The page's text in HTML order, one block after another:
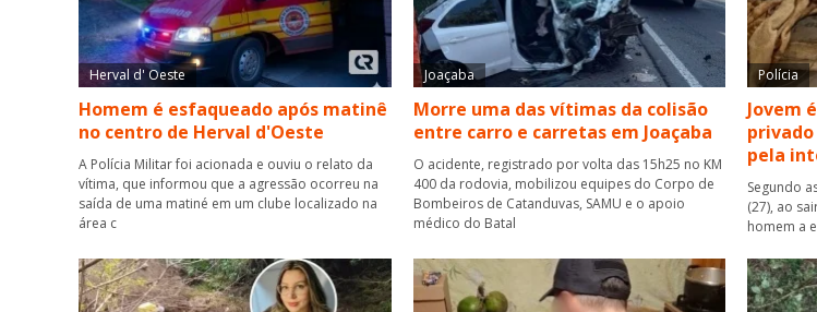
Herval d' Oeste
Homem é esfaqueado após matinê
no centro de Herval d'Oeste
A Polícia Militar foi acionada e ouviu o relato da
vítima, que informou que a agressão ocorreu na
saída de uma matiné em um clube localizado na
área c
Joaçaba
Morre uma das vítimas da colisão
entre carro e carretas em Joaçaba
O acidente, registrado por volta das 15h25 no KM
400 da rodovia, mobilizou equipes do Corpo de
Bombeiros de Catanduvas, SAMU e o apoio
médico do Batal
Polícia
Jovem
pela
Segundo
(27), ao
homem a